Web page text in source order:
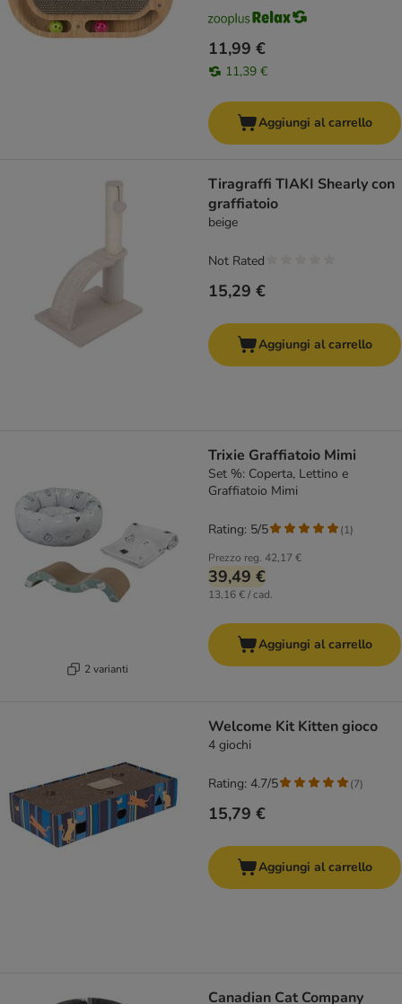
11,99 €
11,39 €
Aggiungi al carrello
Tiragraffi TIAKI Shearly con
graffiatoio
beige
15,29 €
Not Rated
Aggiungi al carrello
2 varianti
Trixie Graffiatoio Mimi
Set %: Coperta, Lettino e
Graffiatoio Mimi
Prezzo reg. 42,17 €
39,49 €
13,16 € / cad.
Rating: 5/5 (1)
Aggiungi al carrello
Welcome Kit Kitten gioco
4 giochi
15,79 €
Rating: 4.7/5 (7)
Aggiungi al carrello
Canadian Cat Company